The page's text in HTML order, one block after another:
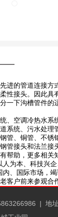
进的管道连接方
性接头。因此具
一下沟槽管件的
、空调冷热水系
系统、污水处理
管、铜管、不锈
管接头和法兰接
帮助，更多相关
人为本、科技兴
内、国际市场，
客户前来参观合
| 地